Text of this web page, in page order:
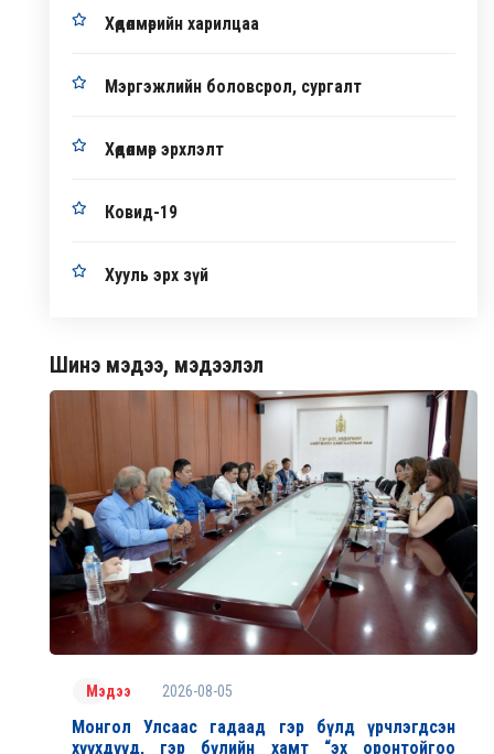
Хөдөлмөрийн харилцаа
Мэргэжлийн боловсрол, сургалт
Хөдөлмөр эрхлэлт
Ковид-19
Хууль эрх зүй
Шинэ мэдээ, мэдээлэл
Мэдээ 2026-08-05
Монгол Улсаас гадаад гэр бүлд үрчлэгдсэн
хүүхдүүд, гэр бүлийн хамт “эх оронтойгоо